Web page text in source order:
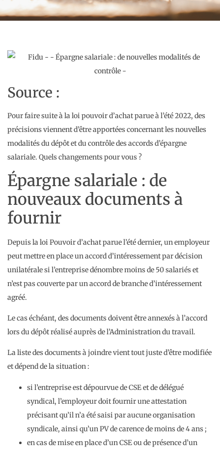
Source :
Pour faire suite à la loi pouvoir d’achat parue à l’été 2022, des
précisions viennent d’être apportées concernant les nouvelles
modalités du dépôt et du contrôle des accords d’épargne
salariale. Quels changements pour vous ?
Épargne salariale : de
nouveaux documents à
fournir
Depuis la loi Pouvoir d’achat parue l’été dernier, un employeur
peut mettre en place un accord d’intéressement par décision
unilatérale si l’entreprise dénombre moins de 50 salariés et
n’est pas couverte par un accord de branche d’intéressement
agréé.
Le cas échéant, des documents doivent être annexés à l’accord
lors du dépôt réalisé auprès de l’Administration du travail.
La liste des documents à joindre vient tout juste d’être modifiée
et dépend de la situation :
si l’entreprise est dépourvue de CSE et de délégué
syndical, l’employeur doit fournir une attestation
précisant qu’il n’a été saisi par aucune organisation
syndicale, ainsi qu’un PV de carence de moins de 4 ans ;
en cas de mise en place d’un CSE ou de présence d’un